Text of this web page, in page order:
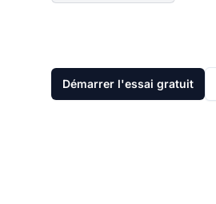
Démarrer l'essai gratuit